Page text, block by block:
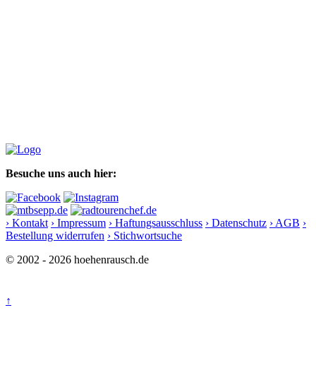
Besuche uns auch hier:
› Kontakt › Impressum › Haftungsausschluss › Datenschutz › AGB ›
Bestellung widerrufen › Stichwortsuche
© 2002 - 2026 hoehenrausch.de
↑